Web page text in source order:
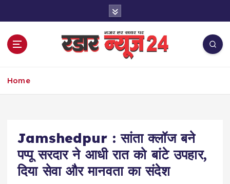
Home
Jamshedpur : सांता क्लॉज बने
पप्पू सरदार ने आधी रात को बांटे उपहार,
दिया सेवा और मानवता का संदेश